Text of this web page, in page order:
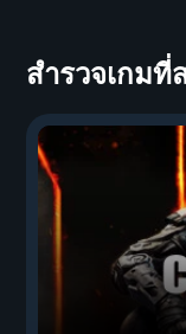
สำรวจเกมที่